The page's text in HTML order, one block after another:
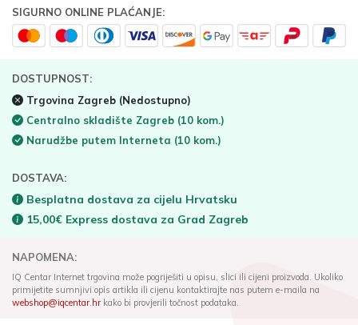
SIGURNO ONLINE PLAĆANJE:
DOSTUPNOST:
Trgovina Zagreb (Nedostupno)
Centralno skladište Zagreb (10 kom.)
Narudžbe putem Interneta (10 kom.)
DOSTAVA:
Besplatna dostava za cijelu Hrvatsku
15,00€ Express dostava za Grad Zagreb
NAPOMENA:
IQ Centar Internet trgovina može pogriješiti u opisu, slici ili cijeni proizvoda. Ukoliko
primijetite sumnjivi opis artikla ili cijenu kontaktirajte nas putem e-maila na
webshop@iqcentar.hrkako bi provjerili točnost podataka.